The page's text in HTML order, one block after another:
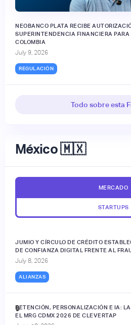
NEOBANCO PLATA RECIBE
SUPERINTENDENCIA FINANCIERA PARA
COLOMBIA
July 9, 2026
REGULACIÓN
Todo sobre esta
México 🇲🇽
MERCADO
STARTUPS
JUMIO Y CÍRCULO DE CRÉDITO
DE CONFIANZA DIGITAL FRENTE AL
July 8, 2026
ALIANZAS
RETENCIÓN, PERSONALIZACIÓN E IA:
EL MRG CDMX 2026 DE CLEVERTAP
🔒